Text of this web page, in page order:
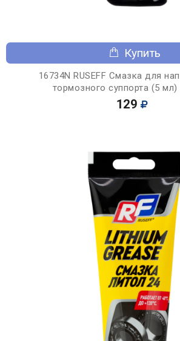
Купить
16734N RUSEFF Смазка для
тормозного суппорта (5 мл)
129